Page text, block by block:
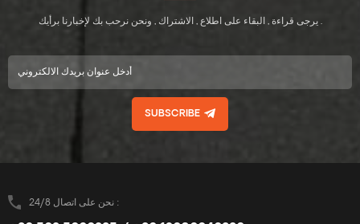
يرجى قراءة , البقاء على اطلاع , الاشتراك , ونحن نرحب بك لإخبارنا برأيك .
SUBSCRIBE
نحن على اتصال 24/8 :